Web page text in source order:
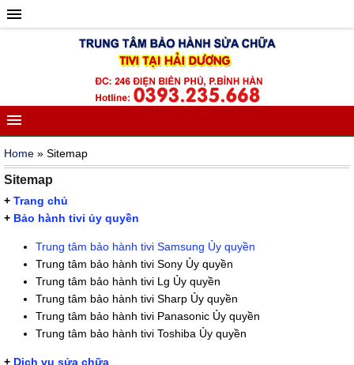
Home » Sitemap
Sitemap
+ Trang chủ
+ Bảo hành tivi ủy quyền
Trung tâm bảo hành tivi Samsung Ủy quyền
Trung tâm bảo hành tivi Sony Ủy quyền
Trung tâm bảo hành tivi Lg Ủy quyền
Trung tâm bảo hành tivi Sharp Ủy quyền
Trung tâm bảo hành tivi Panasonic Ủy quyền
Trung tâm bảo hành tivi Toshiba Ủy quyền
+ Dịch vụ sửa chữa